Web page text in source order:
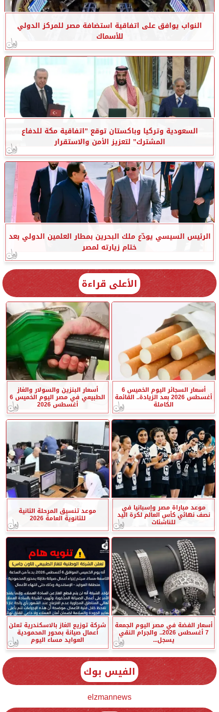
النواب يوافق على اتفاقية استضافة مصر للمركز الدولي
للأسماك
السعودية وتركيا وباكستان توقع ”اتفاقية مكة للدفاع
المشترك” لتعزيز الأمن والاستقرار
الرئيس السيسي يودّع ملك البحرين بمطار العلمين الدولي بعد
ختام زيارته لمصر
الأعلى قراءة
أسعار السجائر اليوم الخميس 6
أغسطس 2026 بعد الزيادة.. القائمة
الكاملة
أسعار البنزين والسولار والغاز
الطبيعي في مصر اليوم الخميس 6
أغسطس 2026
موعد مباراة مصر وإسبانيا في
نصف نهائي كأس العالم لكرة اليد
للناشئات
موعد تنسيق المرحلة الثانية
للثانوية العامة 2026
أسعار الفضة في مصر اليوم الجمعة
7 أغسطس 2026.. والجرام النقي
يسجل...
شركة توزيع الغاز بالاسكندرية تعلن
أعمال صيانة بمحور المحمودية
العوايد مساء اليوم
الفيس بوك
elzmannews